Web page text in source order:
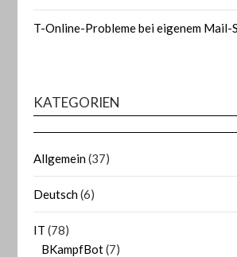
T-Online-Probleme bei eigenem Mail-
KATEGORIEN
Allgemein(37)
Deutsch(6)
IT (78)
BKampfBot(7)